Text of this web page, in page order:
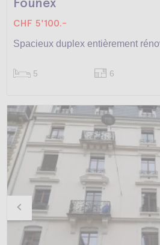
CHF 5'100.-
Spacieux duplex entièrement
5 6